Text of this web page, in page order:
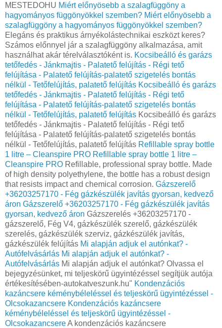
MESTEDOHU Miért előnyösebb a szalagfüggöny a
hagyományos függönyökkel szemben? Miért előnyösebb a
szalagfüggöny a hagyományos függönyökkel szemben?
Elegáns és praktikus árnyékolástechnikai eszközt keres?
Számos előnnyel jár a szalagfüggöny alkalmazása, amit
használhat akár térelválasztóként is. Kocsibeálló és garázs
tetőfedés - Jánkmajtis - Palatető felújítás - Régi tető
felújítása - Palatető felújítás-palatető szigetelés bontás
nélkül - Tetőfelújítás, palatető felújítás Kocsibeálló és garázs
tetőfedés - Jánkmajtis - Palatető felújítás - Régi tető
felújítása - Palatető felújítás-palatető szigetelés bontás
nélkül - Tetőfelújítás, palatető felújítás Kocsibeálló és garázs
tetőfedés - Jánkmajtis - Palatető felújítás - Régi tető
felújítása - Palatető felújítás-palatető szigetelés bontás
nélkül - Tetőfelújítás, palatető felújítás Refillable spray bottle
1 litre – Cleanspire PRO Refillable spray bottle 1 litre –
Cleanspire PRO Refillable, professional spray bottle. Made
of high density polyethylene, the bottle has a robust design
that resists impact and chemical corrosion. Gázszerelő
+36203257170 - Fég gázkészülék javítás gyorsan, kedvező
áron Gázszerelő +36203257170 - Fég gázkészülék javítás
gyorsan, kedvező áron Gázszerelés +36203257170 -
gázszerelő, Fég V4, gázkészülék szerelő, gázkészülék
szerelés, gázkészülék szerviz, gázkészülék javítás,
gázkészülék felújítás Mi alapján adjuk el autónkat? -
Autófelvásárlás Mi alapján adjuk el autónkat? -
Autófelvásárlás Mi alapján adjuk el autónkat? Olvassa el
bejegyzésünket, mi teljeskörű ügyintézéssel segítjük autója
értékesítésében-autokatveszunk.hu" Kondenzációs
kazáncsere kéménybéleléssel és teljeskörű ügyintézéssel -
Olcsokazancsere Kondenzációs kazáncsere
kéménybéleléssel és teljeskörű ügyintézéssel -
OlcsokazancsereA kondenzációs kazáncsere